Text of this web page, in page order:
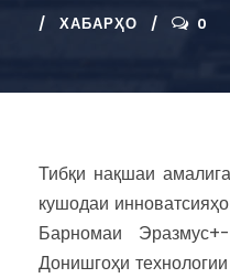
ХАБАРҲО 0
Тибқи нақшаи
кушодаи
Барномаи
Донишгоҳи